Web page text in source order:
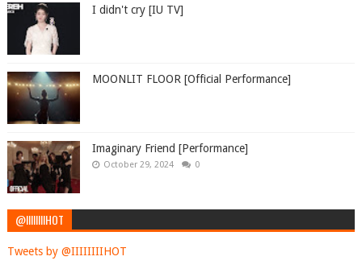
I didn't cry [IU TV]
MOONLIT FLOOR [Official Performance]
Imaginary Friend [Performance]
October 29, 2024 0
@IIIIIIIIHOT
Tweets by @IIIIIIIIHOT